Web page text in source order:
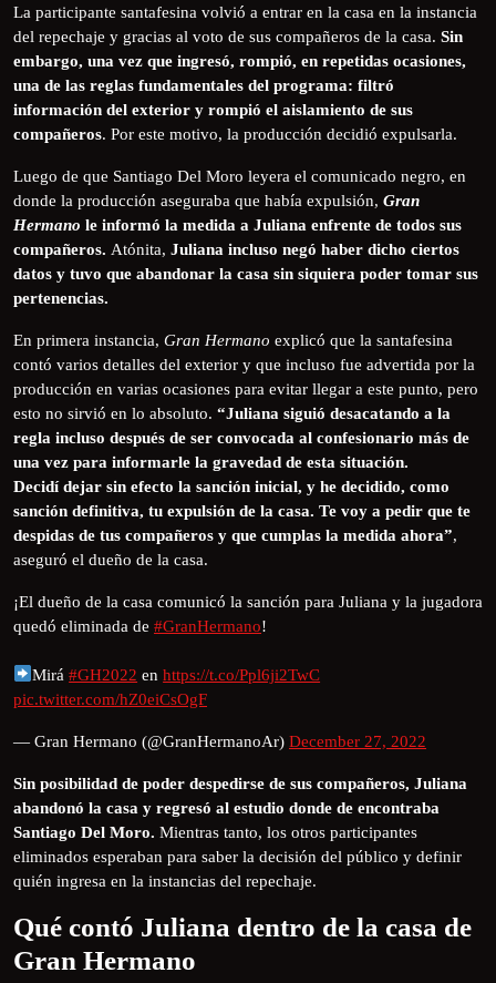
La participante santafesina volvió a entrar en la casa en la instancia
del repechaje y gracias al voto de sus compañeros de la casa. Sin
embargo, una vez que ingresó, rompió, en repetidas ocasiones,
una de las reglas fundamentales del programa: filtró
información del exterior y rompió el aislamiento de sus
compañeros. Por este motivo, la producción decidió expulsarla.
Luego de que Santiago Del Moro leyera el comunicado negro, en
donde la producción aseguraba que había expulsión, Gran
Hermano le informó la medida a Juliana enfrente de todos sus
compañeros. Atónita, Juliana incluso negó haber dicho ciertos
datos y tuvo que abandonar la casa sin siquiera poder tomar sus
pertenencias.
En primera instancia, Gran Hermano explicó que la santafesina
contó varios detalles del exterior y que incluso fue advertida por la
producción en varias ocasiones para evitar llegar a este punto, pero
esto no sirvió en lo absoluto. “Juliana siguió desacatando a la
regla incluso después de ser convocada al confesionario más de
una vez para informarle la gravedad de esta situación.
Decidí dejar sin efecto la sanción inicial, y he decidido, como
sanción definitiva, tu expulsión de la casa. Te voy a pedir que te
despidas de tus compañeros y que cumplas la medida ahora”,
aseguró el dueño de la casa.
¡El dueño de la casa comunicó la sanción para Juliana y la jugadora
quedó eliminada de #GranHermano!
Mirá#GH2022 enhttps://t.co/Ppl6ji2TwC
pic.twitter.com/hZ0eiCsOgF
— Gran Hermano (@GranHermanoAr) December 27, 2022
Sin posibilidad de poder despedirse de sus compañeros, Juliana
abandonó la casa y regresó al estudio donde de encontraba
Santiago Del Moro. Mientras tanto, los otros participantes
eliminados esperaban para saber la decisión del público y definir
quién ingresa en la instancias del repechaje.
Qué contó Juliana dentro de la casa de
Gran Hermano